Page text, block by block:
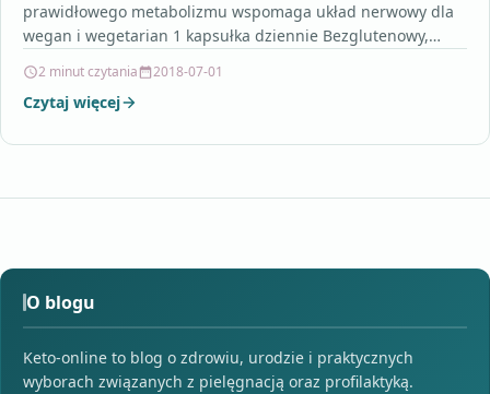
prawidłowego metabolizmu wspomaga układ nerwowy dla
wegan i wegetarian 1 kapsułka dziennie Bezglutenowy,
2 minut czytania 2018-07-01
Czytaj więcej
O blogu
Keto-online to blog o zdrowiu, urodzie i praktycznych
wyborach związanych z pielęgnacją oraz profilaktyką.